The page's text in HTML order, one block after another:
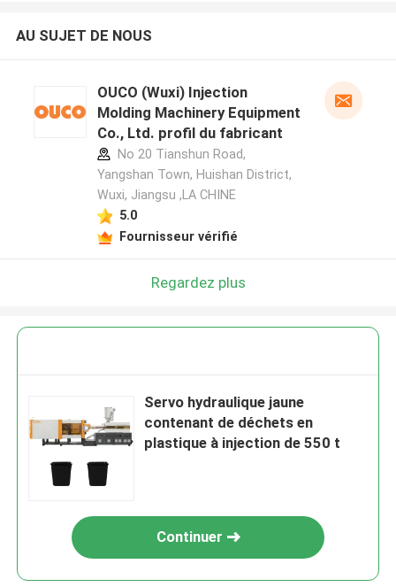
AU SUJET DE NOUS
OUCO (Wuxi) Injection
Molding Machinery Equipment
Co., Ltd. profil du fabricant
No 20 Tianshun Road,
Yangshan Town, Huishan District,
Wuxi, Jiangsu ,LA CHINE
5.0
Fournisseur vérifié
Regardez plus
Servo hydraulique jaune
contenant de déchets en
plastique à injection de 550 t
Continuer